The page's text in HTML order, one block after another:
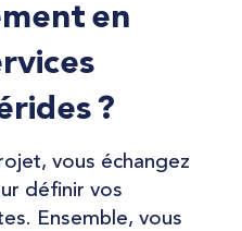
en
?
vous échangez
définir vos
Ensemble, vous